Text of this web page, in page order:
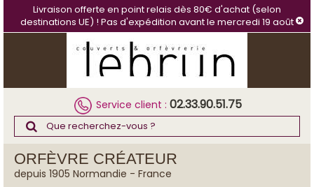
Livraison offerte en point relais dès 80€ d'achat (selon
destinations UE) ! Pas d'expédition avant le mercredi 19 août
Service client : 02.33.90.51.75
ORFÈVRE CRÉATEUR
depuis 1905 Normandie - France
Panneau de gestion des cookies